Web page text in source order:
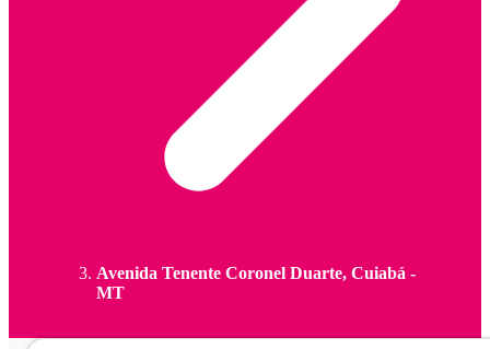
Avenida Tenente Coronel Duarte, Cuiabá -
MT